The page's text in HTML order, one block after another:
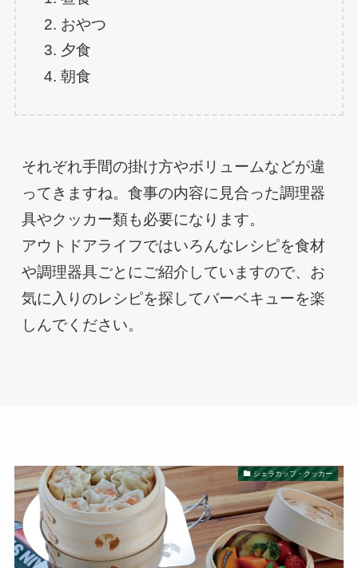
おやつ
夕食
朝食
それぞれ手間の掛け方やボリュームなどが違
ってきますね。食事の内容に見合った調理器
具やクッカー類も必要になります。
アウトドアライフではいろんなレシピを食材
や調理器具ごとにご紹介していますので、お
気に入りのレシピを探してバーベキューを楽
しんでください。
シェラカップ・クッカー